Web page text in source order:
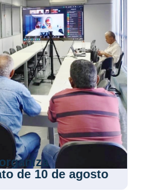
de 10 de agosto